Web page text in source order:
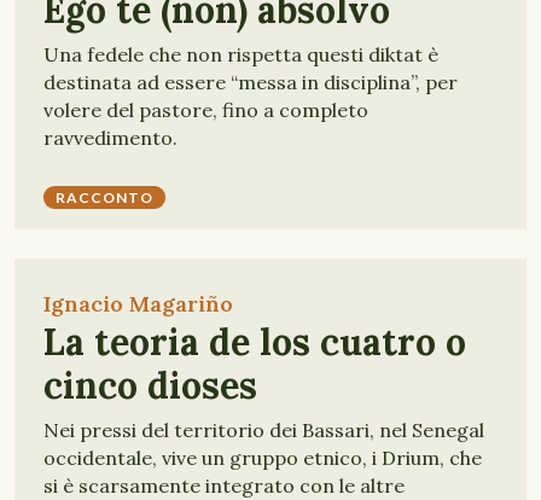
Ego te (non) absolvo
Una fedele che non rispetta questi diktat è
destinata ad essere “messa in disciplina”, per
volere del pastore, fino a completo
ravvedimento.
RACCONTO
Ignacio Magariño
La teoria de los cuatro o
cinco dioses
Nei pressi del territorio dei Bassari, nel Senegal
occidentale, vive un gruppo etnico, i Drium, che
si è scarsamente integrato con le altre